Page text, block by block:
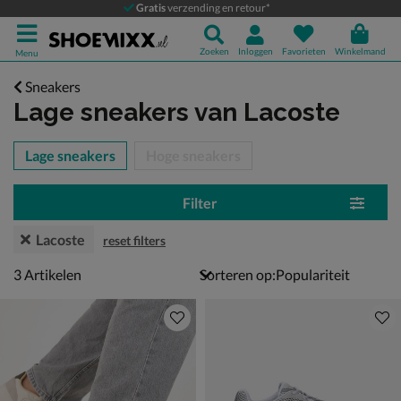
Gratisverzending en retour*
Menu Zoeken Inloggen Favorieten Winkelmand
Sneakers
Lage sneakers van Lacoste
over
Lage sneakers
Filter
Lacoste reset filters
3 artikelen
3Artikelen Sorteren op: